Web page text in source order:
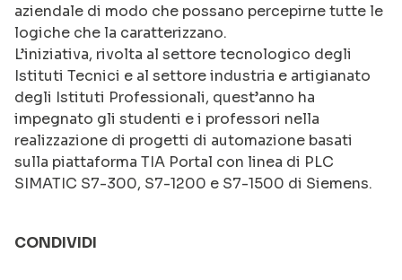
aziendale di modo che possano percepirne tutte le
logiche che la caratterizzano.
L’iniziativa, rivolta al settore tecnologico degli
Istituti Tecnici e al settore industria e artigianato
degli Istituti Professionali, quest’anno ha
impegnato gli studenti e i professori nella
realizzazione di progetti di automazione basati
sulla piattaforma TIA Portal con linea di PLC
SIMATIC S7-300, S7-1200 e S7-1500 di Siemens.
CONDIVIDI